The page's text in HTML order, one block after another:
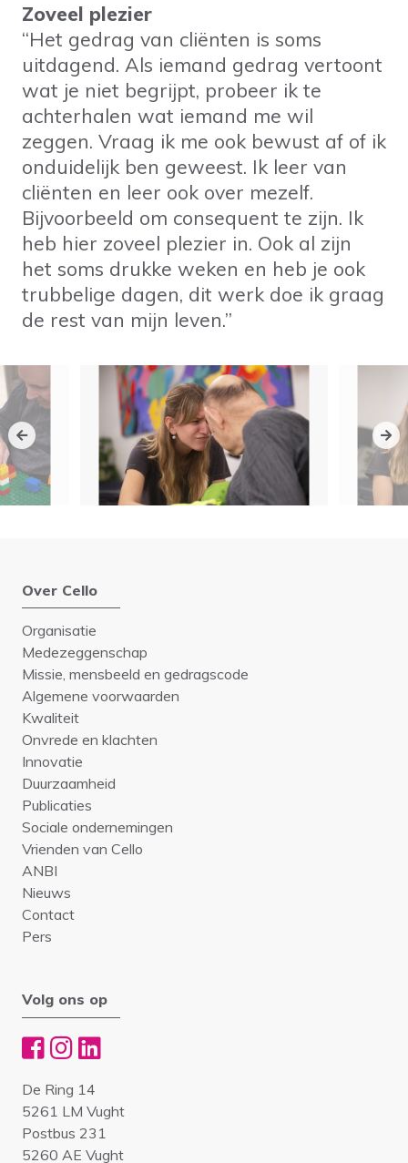
Zoveel plezier
“Het gedrag van cliënten is soms
uitdagend. Als iemand gedrag vertoont
wat je niet begrijpt, probeer ik te
achterhalen wat iemand me wil
zeggen. Vraag ik me ook bewust af of ik
onduidelijk ben geweest. Ik leer van
cliënten en leer ook over mezelf.
Bijvoorbeeld om consequent te zijn. Ik
heb hier zoveel plezier in. Ook al zijn
het soms drukke weken en heb je ook
trubbelige dagen, dit werk doe ik graag
de rest van mijn leven.”
Over Cello
Organisatie
Medezeggenschap
Missie, mensbeeld en gedragscode
Algemene voorwaarden
Kwaliteit
Onvrede en klachten
Innovatie
Duurzaamheid
Publicaties
Sociale ondernemingen
Vrienden van Cello
ANBI
Nieuws
Contact
Pers
Volg ons op
De Ring 14
5261 LM Vught
Postbus 231
5260 AE Vught